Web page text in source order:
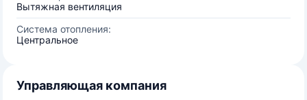
Вытяжная вентиляция
Система отопления:
Центральное
Управляющая компания